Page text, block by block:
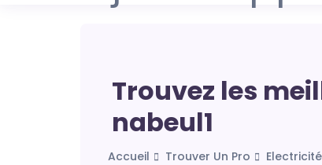
Trouvez les
nabeul1
Accueil Trouver Un Pro